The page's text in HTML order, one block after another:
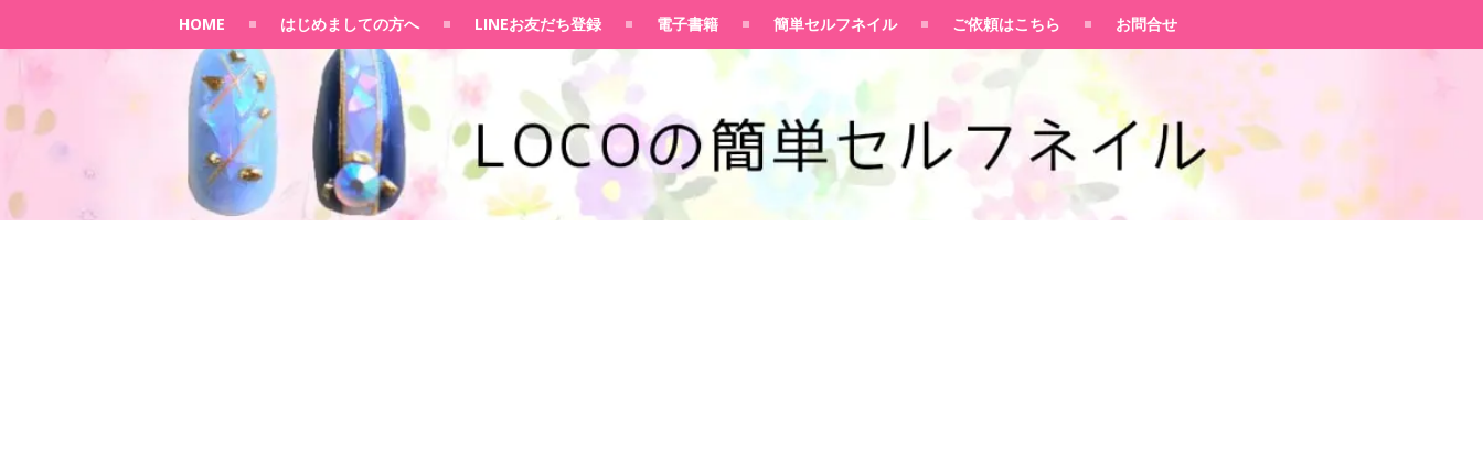
HOME はじめましての方へ LINEお友だち登録 電子書籍 簡単セルフネイル ご依頼はこちら お問合せ